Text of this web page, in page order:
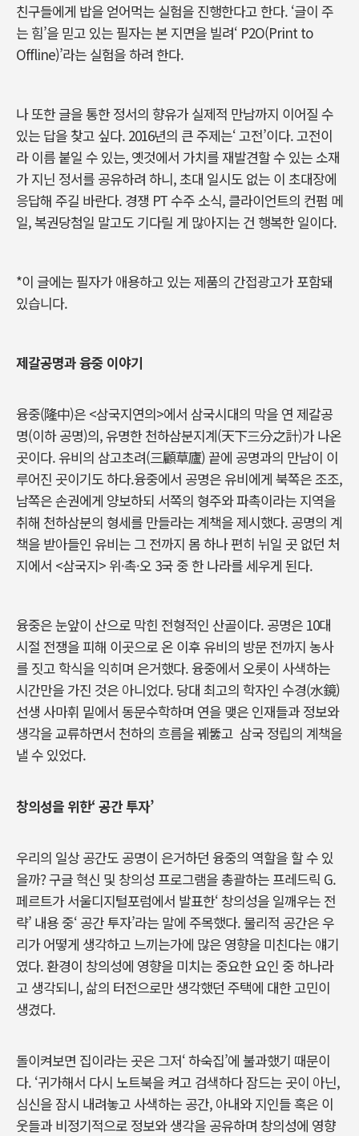
친구들에게 밥을 얻어먹는 실험을 진행한다고 한다. ‘글이 주
는 힘’을 믿고 있는 필자는 본 지면을 빌려‘ P2O(Print to
Offline)’라는 실험을 하려 한다.
나 또한 글을 통한 정서의 향유가 실제적 만남까지 이어질 수
있는 답을 찾고 싶다. 2016년의 큰 주제는‘ 고전’이다. 고전이
라 이름 붙일 수 있는, 옛것에서 가치를 재발견할 수 있는 소재
가 지닌 정서를 공유하려 하니, 초대 일시도 없는 이 초대장에
응답해 주길 바란다. 경쟁 PT 수주 소식, 클라이언트의 컨펌 메
일, 복권당첨일 말고도 기다릴 게 많아지는 건 행복한 일이다.
*이 글에는 필자가 애용하고 있는 제품의 간접광고가 포함돼
있습니다.
제갈공명과 융중 이야기
융중(隆中)은 <삼국지연의>에서 삼국시대의 막을 연 제갈공
명(이하 공명)의, 유명한 천하삼분지계(天下三分之計)가 나온
곳이다. 유비의 삼고초려(三顧草廬) 끝에 공명과의 만남이 이
루어진 곳이기도 하다.융중에서 공명은 유비에게 북쪽은 조조,
남쪽은 손권에게 양보하되 서쪽의 형주와 파촉이라는 지역을
취해 천하삼분의 형세를 만들라는 계책을 제시했다. 공명의 계
책을 받아들인 유비는 그 전까지 몸 하나 편히 뉘일 곳 없던 처
지에서 <삼국지> 위·촉·오 3국 중 한 나라를 세우게 된다.
융중은 눈앞이 산으로 막힌 전형적인 산골이다. 공명은 10대
시절 전쟁을 피해 이곳으로 온 이후 유비의 방문 전까지 농사
를 짓고 학식을 익히며 은거했다. 융중에서 오롯이 사색하는
시간만을 가진 것은 아니었다. 당대 최고의 학자인 수경(水鏡)
선생 사마휘 밑에서 동문수학하며 연을 맺은 인재들과 정보와
생각을 교류하면서 천하의 흐름을 꿰뚫고 삼국 정립의 계책을
낼 수 있었다.
창의성을 위한‘ 공간 투자’
우리의 일상 공간도 공명이 은거하던 융중의 역할을 할 수 있
을까? 구글 혁신 및 창의성 프로그램을 총괄하는 프레드릭 G.
페르트가 서울디지털포럼에서 발표한‘ 창의성을 일깨우는 전
략’ 내용 중‘ 공간 투자’라는 말에 주목했다. 물리적 공간은 우
리가 어떻게 생각하고 느끼는가에 많은 영향을 미친다는 얘기
였다. 환경이 창의성에 영향을 미치는 중요한 요인 중 하나라
고 생각되니, 삶의 터전으로만 생각했던 주택에 대한 고민이
생겼다.
돌이켜보면 집이라는 곳은 그저‘ 하숙집’에 불과했기 때문이
다. ‘귀가해서 다시 노트북을 켜고 검색하다 잠드는 곳이 아닌,
심신을 잠시 내려놓고 사색하는 공간, 아내와 지인들 혹은 이
웃들과 비정기적으로 정보와 생각을 공유하며 창의성에 영향